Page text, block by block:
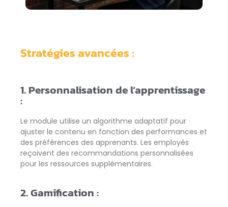
Stratégies avancées :
1. Personnalisation de l’apprentissage
:
Le module utilise un algorithme adaptatif pour
ajuster le contenu en fonction des performances et
des préférences des apprenants. Les employés
reçoivent des recommandations personnalisées
pour les ressources supplémentaires.
2. Gamification :